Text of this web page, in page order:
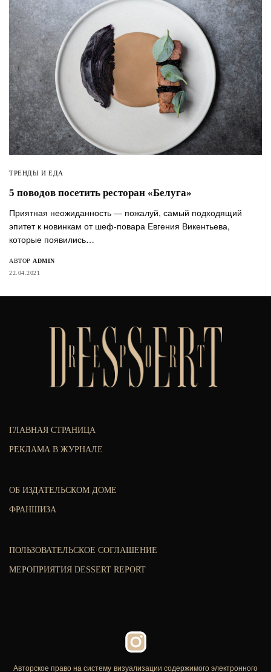
ТРЕНДЫ И ЕДА
5 поводов посетить ресторан «Белуга»
Приятная неожиданность — пожалуй, самый подходящий
эпитет к новинкам от шеф-повара Евгения Викентьева,
которые появились…
АВТОР ADMIN
22.04.2021
ГЛАВНАЯ СТРАНИЦА
РЕКЛАМА В ЖУРНАЛЕ
ОБ ИЗДАТЕЛЬСКОМ ДОМЕ
ФРАНШИЗА
ПОЛЬЗОВАТЕЛЬСКОЕ СОГЛАШЕНИЕ
МЕРОПРИЯТИЯ DESSERT REPORT
Авторское право на систему визуализации содержимого электронного